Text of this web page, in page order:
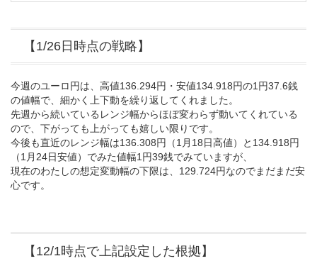
【1/26日時点の戦略】
今週のユーロ円は、高値136.294円・安値134.918円の1円37.6銭
の値幅で、細かく上下動を繰り返してくれました。
先週から続いているレンジ幅からほぼ変わらず動いてくれている
ので、下がっても上がっても嬉しい限りです。
今後も直近のレンジ幅は136.308円（1月18日高値）と134.918円
（1月24日安値）でみた値幅1円39銭でみていますが、
現在のわたしの想定変動幅の下限は、129.724円なのでまだまだ安
心です。
【12/1時点で上記設定した根拠】